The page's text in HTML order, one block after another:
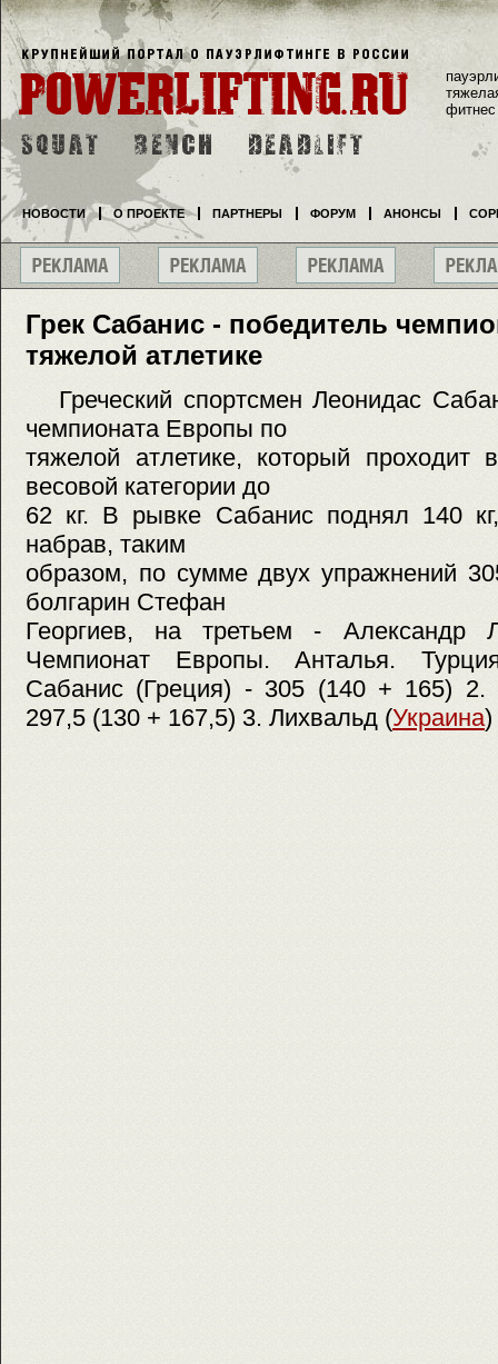
Грек Сабанис - победитель
тяжелой атлетике
Греческий спортсмен Леонидас
чемпионата Европы по
тяжелой атлетике, который проходит
весовой категории до
62 кг. В рывке Сабанис поднял 140
набрав, таким
образом, по сумме двух упражнений
болгарин Стефан
Георгиев, на третьем - Александр
Чемпионат Европы. Анталья.
Сабанис (Греция) - 305 (140 + 165) 2.
297,5 (130 + 167,5) 3. Лихвальд (Украина)
фитнес
НОВОСТИ О ПРОЕКТЕ ПАРТНЕРЫ ФОРУМ АНОНСЫ